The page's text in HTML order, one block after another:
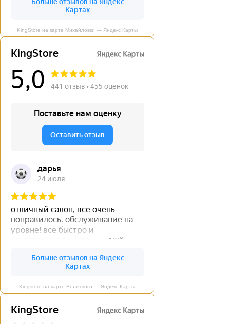
KingStore на карте Михайловки — Яндекс Карты
Kingstore на карте Волжского — Яндекс Карты